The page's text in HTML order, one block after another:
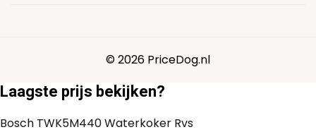
© 2026 PriceDog.nl
Laagste prijs bekijken?
Bosch TWK5M440 Waterkoker Rvs